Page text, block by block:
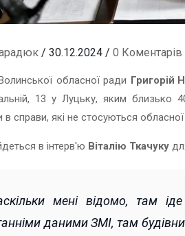
/ 30.12.2024 / 0 Коментарів
обласної ради Григорій
13 у Луцьку, яким близько
в справи, які не стосуються
в інтерв'ю Віталію Ткачуку
мені відомо, там
даними ЗМІ, там